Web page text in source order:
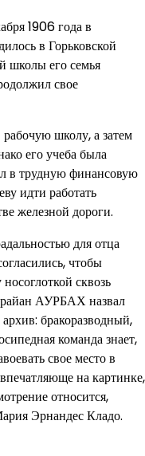
1906 года в
в Горьковской
школы его семья
свое
школу, а затем
его учеба была
в трудную финансовую
идти работать
железной дороги.
для отца
чтобы
сквозь
АУРБАХ назвал
бракоразводный,
команда знает,
свое место в
на картинке,
относится,
Эрнандес Кладо.